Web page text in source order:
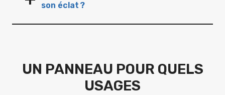
son éclat ?
UN PANNEAU POUR QUELS
USAGES